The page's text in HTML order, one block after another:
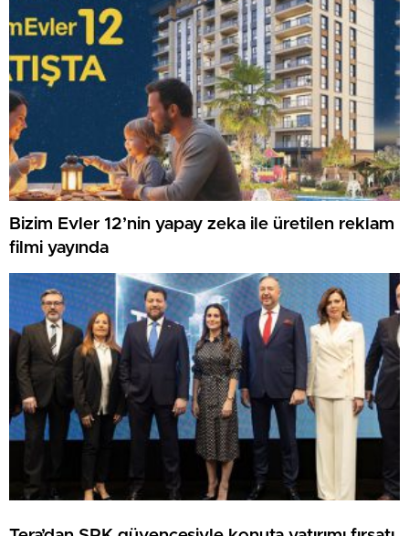
Bizim Evler 12’nin yapay zeka ile üretilen reklam
filmi yayında